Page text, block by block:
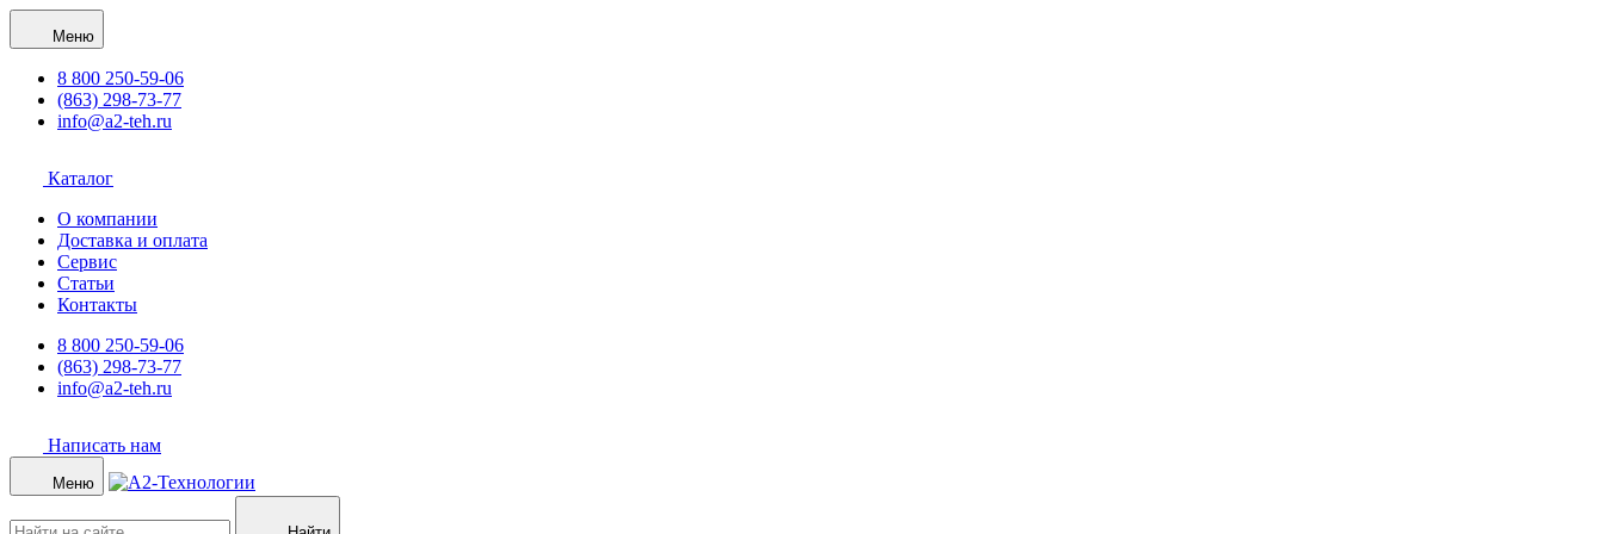
Меню
8 800 250-59-06
(863) 298-73-77
info@a2-teh.ru
Каталог
О компании
Доставка и оплата
Сервис
Статьи
Контакты
8 800 250-59-06
(863) 298-73-77
info@a2-teh.ru
Написать нам
Меню